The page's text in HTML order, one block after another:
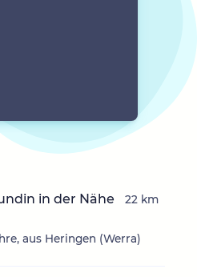
in der Nähe
aus Heringen (Werra)
22 km